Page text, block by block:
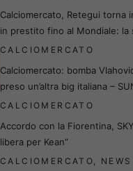
Calciomercato, Retegui torna
in prestito fino al Mondiale: la
CALCIOMERCATO
Calciomercato: bomba
preso un’altra big italiana –
CALCIOMERCATO
Accordo con la Fiorentina,
libera per Kean”
CALCIOMERCATO, NEWS